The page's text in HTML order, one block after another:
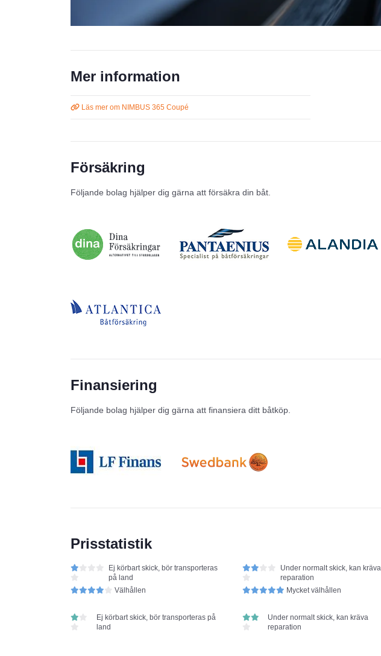
Mer information
Läs mer om NIMBUS 365 Coupé
Försäkring
Följande bolag hjälper dig gärna att försäkra din båt.
Finansiering
Följande bolag hjälper dig gärna att finansiera ditt båtköp.
Prisstatistik
Ej körbart skick, bör transporteras
på land
Under normalt skick, kan kräva
reparation
Välhållen Mycket välhållen
Ej körbart skick, bör transporteras på
land
Under normalt skick, kan kräva
reparation